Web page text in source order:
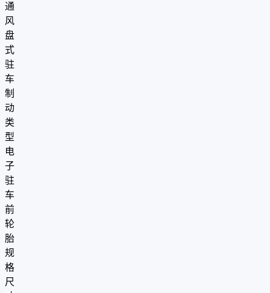
通
风
盘
式
驻
车
制
动
类
型
电
子
驻
车
前
轮
胎
规
格
尺